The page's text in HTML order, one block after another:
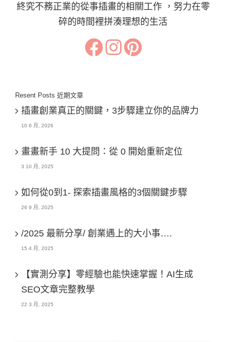
終究不務正業的從事插畫的相關工作 ，努力在零
碎的時間裡拼湊理想的生活
Resent Posts 近期文章
插畫創業真正的關鍵，3步驟建立你的品牌力
10 6 月, 2026
畫畫新手 10 大提問：從 0 開始重新定位
3 10 月, 2025
如何從0到1- 探索插畫風格的3個關鍵步驟
26 9 月, 2025
/2025 最新分享/ 創業遇上的大小事….
15 4 月, 2025
【實測分享】零經驗也能快速掌握！AI生成
SEO文章完整教學
22 3 月, 2025